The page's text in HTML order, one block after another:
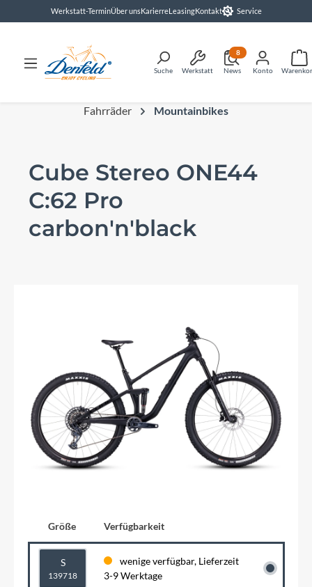
springenWerkstatt-TerminÜber unsKarierreLeasingKontakt Service
Suche Werkstatt News
8
Konto
Fahrräder Mountainbikes
Cube Stereo ONE44
C:62 Pro
carbon'n'black
Größe Verfügbarkeit
S
139718
wenige verfügbar, Lieferzeit
3-9 Werktage